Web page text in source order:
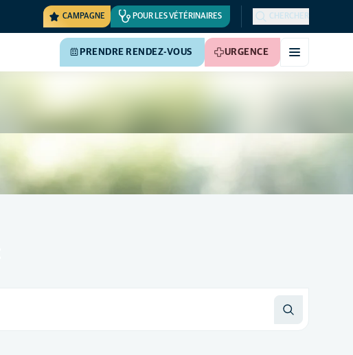
CAMPAGNE POUR LES VÉTÉRINAIRES CHERCHER
PRENDRE RENDEZ-VOUS URGENCE